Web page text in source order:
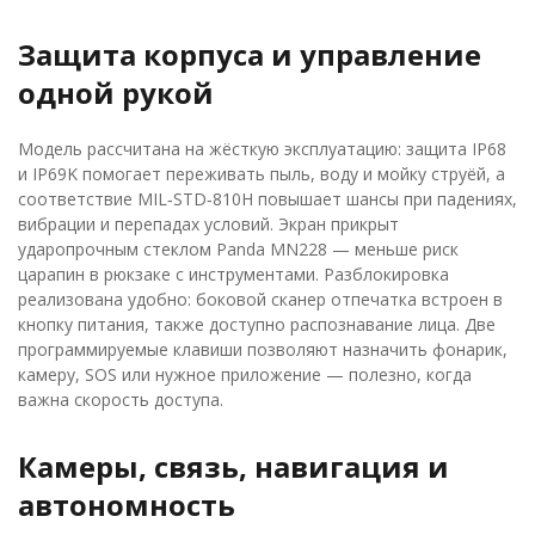
Защита корпуса и управление
одной рукой
Модель рассчитана на жёсткую эксплуатацию: защита IP68
и IP69K помогает переживать пыль, воду и мойку струёй, а
соответствие MIL‑STD‑810H повышает шансы при падениях,
вибрации и перепадах условий. Экран прикрыт
ударопрочным стеклом Panda MN228 — меньше риск
царапин в рюкзаке с инструментами. Разблокировка
реализована удобно: боковой сканер отпечатка встроен в
кнопку питания, также доступно распознавание лица. Две
программируемые клавиши позволяют назначить фонарик,
камеру, SOS или нужное приложение — полезно, когда
важна скорость доступа.
Камеры, связь, навигация и
автономность